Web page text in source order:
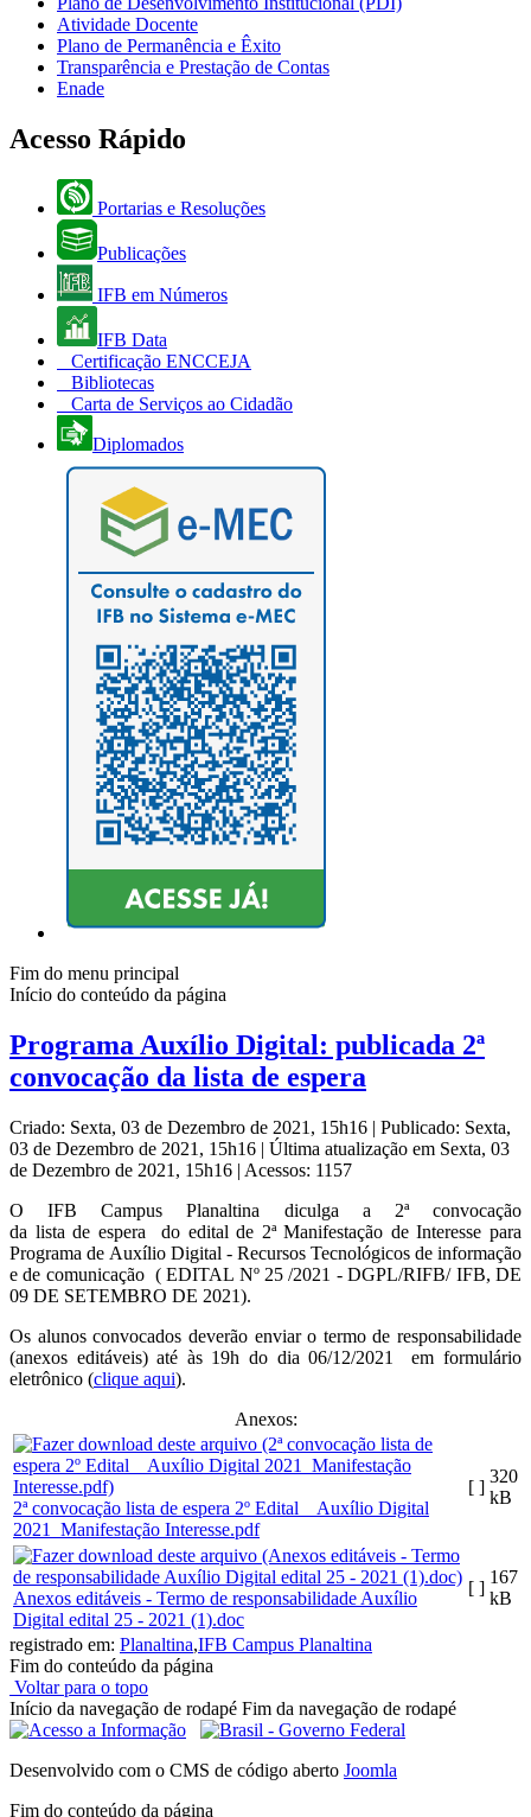
Atividade Docente
Plano de Permanência e Êxito
Transparência e Prestação de Contas
Enade
Acesso Rápido
Portarias e Resoluções
Publicações
IFB em Números
IFB Data
Certificação ENCCEJA
Bibliotecas
Carta de Serviços ao Cidadão
Diplomados
Fim do menu principal
Início do conteúdo da página
Programa Auxílio Digital: publicada 2ª
convocação da lista de espera
Criado: Sexta, 03 de Dezembro de 2021, 15h16 | Publicado: Sexta,
03 de Dezembro de 2021, 15h16 | Última atualização em Sexta, 03
de Dezembro de 2021, 15h16 | Acessos: 1157
O IFB Campus Planaltina diculga a 2ª convocação
da lista de espera do edital de 2ª Manifestação de Interesse para
Programa de Auxílio Digital - Recursos Tecnológicos de informação
e de comunicação ( EDITAL Nº 25 /2021 - DGPL/RIFB/ IFB, DE
09 DE SETEMBRO DE 2021).
Os alunos convocados deverão enviar o termo de responsabilidade
(anexos editáveis) até às 19h do dia 06/12/2021 em formulário
eletrônico (clique aqui).
Anexos:
2ª convocação lista de espera 2º Edital _ Auxílio Digital
2021_Manifestação Interesse.pdf
[ ]
320
kB
Anexos editáveis - Termo de responsabilidade Auxílio
Digital edital 25 - 2021 (1).doc
[ ]
167
kB
registrado em: Planaltina,IFB Campus Planaltina
Fim do conteúdo da página
Voltar para o topo
Início da navegação de rodapé Fim da navegação de rodapé
Desenvolvido com o CMS de código aberto Joomla
Fim do conteúdo da página